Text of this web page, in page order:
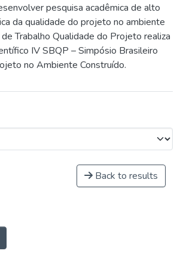
pesquisa acadêmica de alto
da qualidade do projeto no ambiente
Trabalho Qualidade do Projeto realiza
IV SBQP – Simpósio Brasileiro
no Ambiente Construído.
Back to results